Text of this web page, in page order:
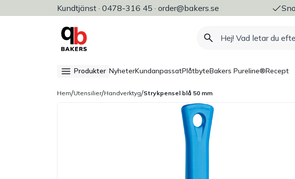
Kundtjänst · 0478-316 45 · order@bakers.se
Allt för bageri, konditori & restaurang
Produkter NyheterKundanpassatPlåtbyteBakers Pureline®Recept
Hem/Utensilier/Handverktyg/Strykpensel blå 50 mm